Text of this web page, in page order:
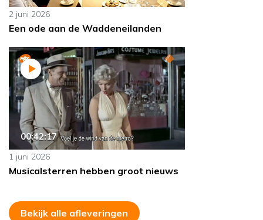
2 juni 2026
Een ode aan de Waddeneilanden
00:42:17
1 juni 2026
Musicalsterren hebben groot nieuws
Bekijk alle afleveringen